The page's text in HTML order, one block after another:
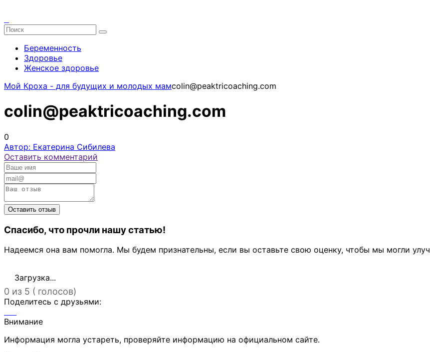
Беременность
Здоровье
Женское здоровье
Мой Кроха - для будущих и молодых мамcolin@peaktricoaching.com
colin@peaktricoaching.com
0
Автор: Екатерина Сибилева
Оставить комментарий
Спасибо, что прочли нашу статью!
Надеемся она вам помогла. Мы будем признательны, если вы оставьте свою оценку, чтобы мы могли
Загрузка...
0 из 5 ( голосов)
Поделитесь с друзьями:
Внимание
Информация могла устареть, проверяйте информацию на официальном сайте.